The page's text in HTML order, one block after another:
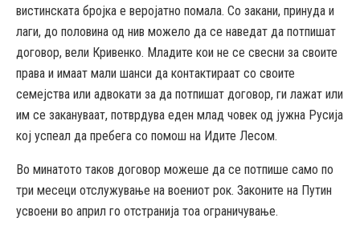
вистинската бројка е веројатно помала. Со закани, принуда и
лаги, до половина од нив можело да се наведат да потпишат
договор, вели Кривенко. Младите кои не се свесни за своите
права и имаат мали шанси да контактираат со своите
семејства или адвокати за да потпишат договор, ги лажат или
им се закануваат, потврдува еден млад човек од јужна Русија
кој успеал да пребега со помош на Идите Лесом.
Во минатото таков договор можеше да се потпише само по
три месеци отслужување на воениот рок. Законите на Путин
усвоени во април го отстранија тоа ограничување.